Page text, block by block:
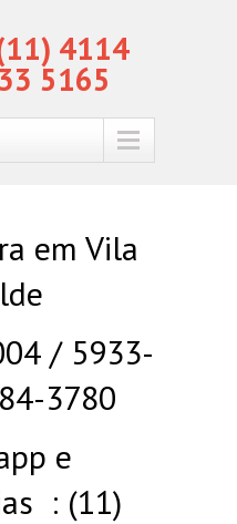
4114
5165
em Vila
/ 5933-
3780
e
: (11)